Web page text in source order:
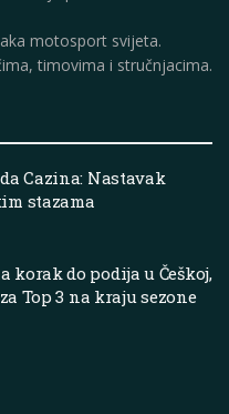
motosport svijeta.
timovima i stručnjacima.
Cazina: Nastavak
stazama
korak do podija u Češkoj,
Top 3 na kraju sezone